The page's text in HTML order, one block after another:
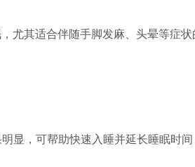
尤其适合伴随手脚发麻、头晕等症
显，可帮助快速入睡并延长睡眠时